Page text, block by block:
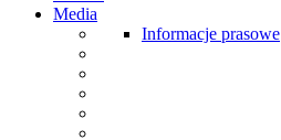
Media
Informacje prasowe